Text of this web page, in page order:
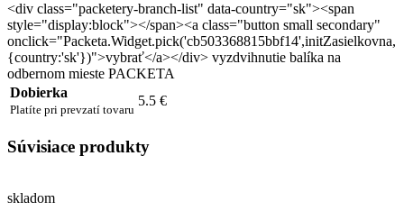
<div class="packetery-branch-list" data-country="sk"><span
style="display:block"></span><a class="button small secondary"
onclick="Packeta.Widget.pick('cb503368815bbf14',initZasielkovna,
{country:'sk'})">vybrať</a></div> vyzdvihnutie balíka na
odbernom mieste PACKETA
Dobierka
Platíte pri prevzatí tovaru
5.5 €
Súvisiace produkty
skladom